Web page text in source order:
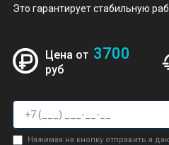
Это гарантирует стабильную
Цена от 3700
руб
Нажимая на кнопку отправить я